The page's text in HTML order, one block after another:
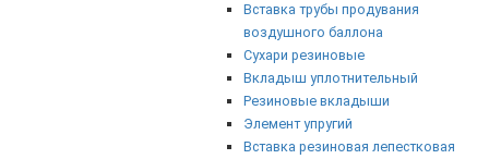
Вставка трубы продувания
воздушного баллона
Сухари резиновые
Вкладыш уплотнительный
Резиновые вкладыши
Элемент упругий
Вставка резиновая лепестковая